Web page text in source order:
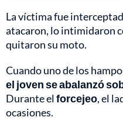
La víctima fue
atacaron, lo intimidaron
quitaron su moto.
Cuando uno de los
el joven se abalanzó
Durante elforcejeo, el
ocasiones.